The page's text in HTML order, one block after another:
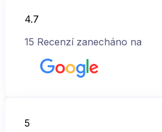
4.7
15 Recenzí zanecháno na
5